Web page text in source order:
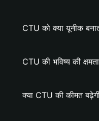
CTU को क्या यूनीक
CTU की भविष्य की
क्या CTU की कीमत